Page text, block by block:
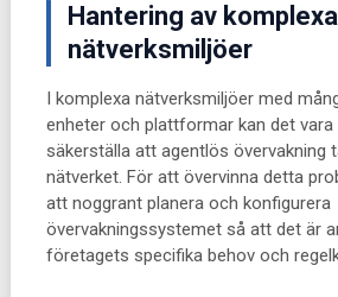
Hantering av komplexa
nätverksmiljöer
I komplexa nätverksmiljöer med
enheter och plattformar kan det
säkerställa att agentlös övervakning
nätverket. För att övervinna detta
att noggrant planera och konfigurera
övervakningssystemet så att det är
företagets specifika behov och